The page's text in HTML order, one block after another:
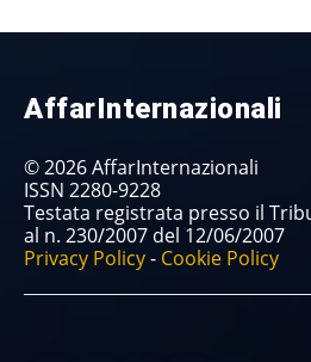
AffarInternazionali
© 2026 AffarInternazionali
ISSN 2280-9228
Testata registrata presso il
al n. 230/2007 del 12/06/2007
Privacy Policy- Cookie Policy